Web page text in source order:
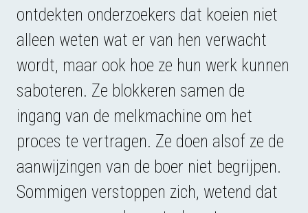
ontdekten onderzoekers dat koeien niet
alleen weten wat er van hen verwacht
wordt, maar ook hoe ze hun werk kunnen
saboteren. Ze blokkeren samen de
ingang van de melkmachine om het
proces te vertragen. Ze doen alsof ze de
aanwijzingen van de boer niet begrijpen.
Sommigen verstoppen zich, wetend dat